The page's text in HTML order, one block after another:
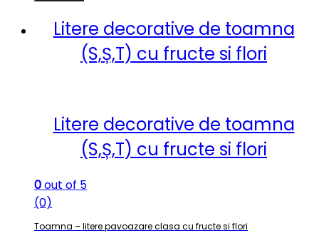
Litere decorative de toamna
(S,Ș,T) cu fructe si flori
Litere decorative de toamna
(S,Ș,T) cu fructe si flori
0out of 5
(0)
Toamna – litere pavoazare clasa cu fructe si flori